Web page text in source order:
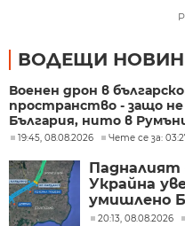
ВОДЕЩИ
Военен дрон в
пространство - защо
България, нито в
19:45, 08.08.2026 Чете се за:
Падналият
Украйна
умишлено
разследване
20:13, 08.08.2026